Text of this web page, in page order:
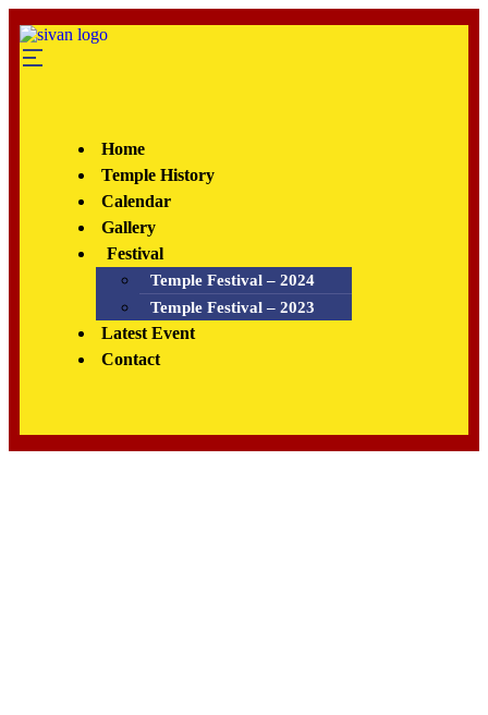
Home
Temple History
Calendar
Gallery
Festival
Temple Festival – 2024
Temple Festival – 2023
Latest Event
Contact